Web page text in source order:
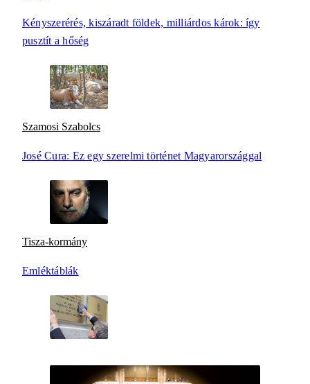
Kényszerérés, kiszáradt földek, milliárdos károk: így
pusztít a hőség
Szamosi Szabolcs
José Cura: Ez egy szerelmi történet Magyarországgal
Tisza-kormány
Emléktáblák